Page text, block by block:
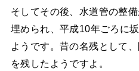
そしてその後、水道管の整
埋められ、平成10年ごろに
ようです。昔の名残として
を残したようですよ。